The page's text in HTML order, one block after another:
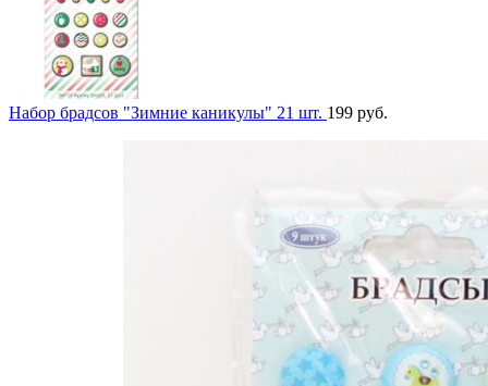
Набор брадсов "Зимние каникулы" 21 шт. 199 руб.